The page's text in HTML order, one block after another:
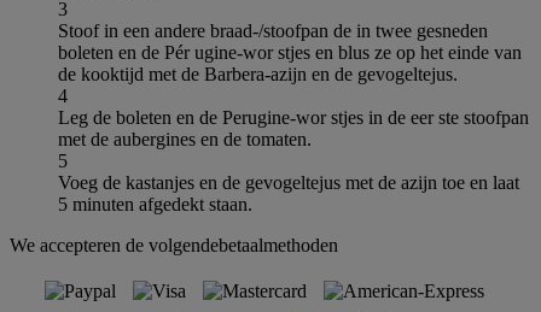
3
Stoof in een andere braad-/stoofpan de in twee gesneden
boleten en de Pér ugine-wor stjes en blus ze op het einde van
de kooktijd met de Barbera-azijn en de gevogeltejus.
4
Leg de boleten en de Perugine-wor stjes in de eer ste stoofpan
met de aubergines en de tomaten.
5
Voeg de kastanjes en de gevogeltejus met de azijn toe en laat
5 minuten afgedekt staan.
We accepteren de volgendebetaalmethoden